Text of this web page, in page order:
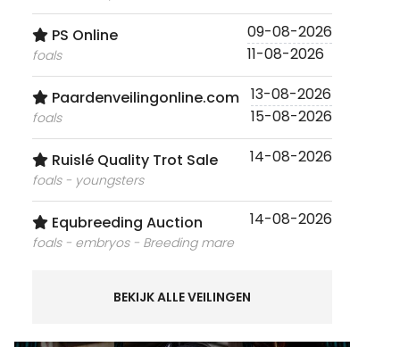
PS Online
foals
09-08-2026
11-08-2026
Paardenveilingonline.com
foals
13-08-2026
15-08-2026
Ruislé Quality Trot Sale
foals - youngsters
14-08-2026
Equbreeding Auction
foals - embryos - Breeding mare
14-08-2026
BEKIJK ALLE VEILINGEN